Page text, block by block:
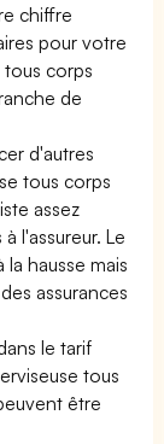
chiffre
pour votre
tous corps
de
d'autres
tous corps
assez
l'assureur. Le
hausse mais
assurances
le tarif
tous
être